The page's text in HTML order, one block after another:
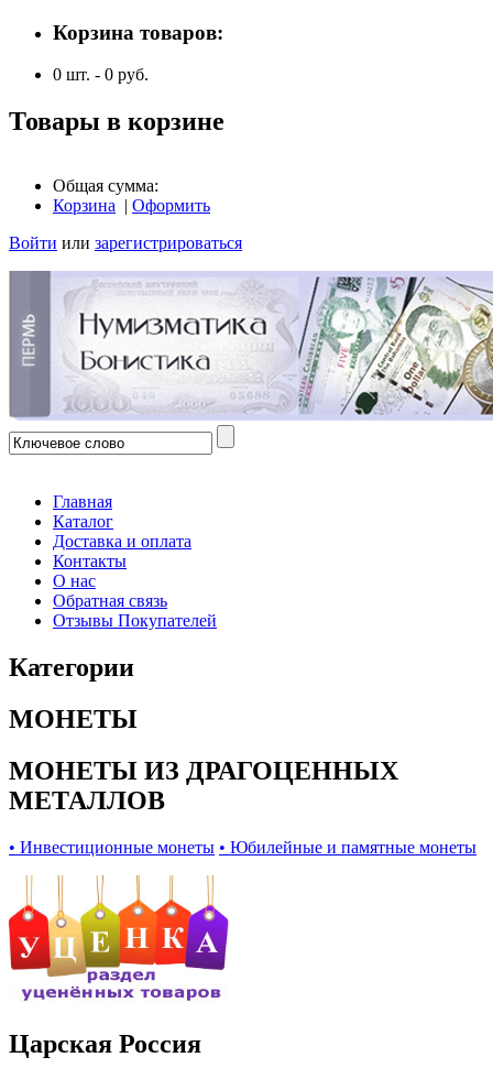
Корзина товаров:
0 шт. - 0 руб.
Товары в корзине
Общая сумма:
Корзина | Оформить
Войти или зарегистрироваться
Главная
Каталог
Доставка и оплата
Контакты
О нас
Обратная связь
Отзывы Покупателей
Категории
МОНЕТЫ
МОНЕТЫ ИЗ ДРАГОЦЕННЫХ
МЕТАЛЛОВ
• Инвестиционные монеты • Юбилейные и памятные монеты
Царская Россия